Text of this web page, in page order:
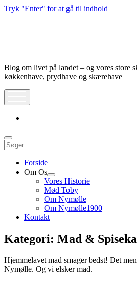
Tryk "Enter" for at gå til indhold
Blog om livet på landet – og vores store
køkkenhave, prydhave og skærehave
Søg
Forside
Om Os
Åbn
dropdown
meny
Vores Historie
Mød Toby
Om Nymølle
Om Nymølle1900
Kontakt
Kategori: Mad &
Hjemmelavet mad smager bedst! Det
Nymølle. Og vi elsker mad.